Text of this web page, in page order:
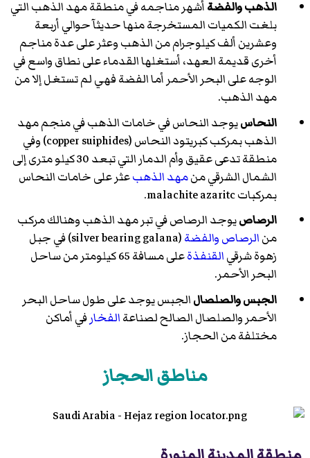
الذهب والفضةأشهر مناجمه في منطقة مهد الذهب التي
بلغت الكميات المستخرجة منها حديثآ حوالي أربعة
وعشرين ألف كيلوجرام من الذهب وعثر على عدة مناجم
أخرى قديمة العهد، أستغلها القدماء على نطاق واسع في
الوجه على البحر الأحمر أما الفضة فهي لم تستغل إلا من
مهد الذهب.
النحاسيوجد النحاس في خامات الذهب في منجم مهد
الذهب بمركب كبريتود النحاس (copper suiphides) وفي
منطقة تدعى عقيق وأم الدمار التي تبعد 30 كيلو مترى إلى
الشمال الشرقي منمهد الذهبعثر على خامات النحاس
بمركبات malachite azaritc.
الرصاصيوجد الرصاص في تبر مهد الذهب وهنالك مركب
منالرصاصوالفضة
(silver bearing galana) في جبل
زهوة شرقيالقنفذة
على مسافة 65 كيلومتر من ساحل
البحر الأحمر.
الجبس والصلصالالجبس يوجد على طول ساحل البحر
الأحمر والصلصال الصالح لصناعةالفخارفي أماكن
مختلفة من الحجاز.
مناطق الحجاز